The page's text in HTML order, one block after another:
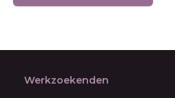
Werkzoekenden